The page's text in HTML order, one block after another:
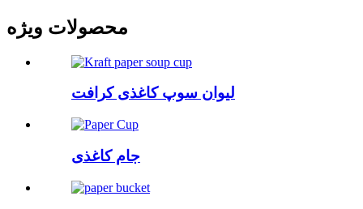
محصولات ویژه
لیوان سوپ کاغذی کرافت
جام کاغذی